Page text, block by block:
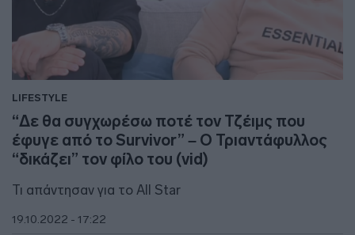
LIFESTYLE
“Δε θα συγχωρέσω ποτέ τον Τζέιμς που
έφυγε από το Survivor” – Ο Τριαντάφυλλος
“δικάζει” τον φίλο του (vid)
Τι απάντησαν για το All Star
19.10.2022 - 17:22